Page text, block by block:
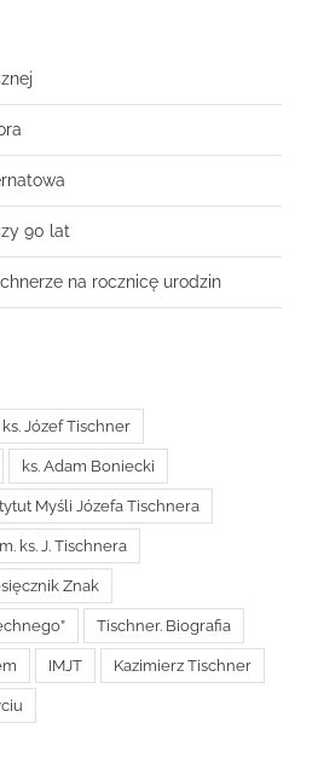
90 lat
na rocznicę urodzin
ks. Józef Tischner
ks. Adam Boniecki
Myśli Józefa Tischnera
ks. J. Tischnera
Znak
Tischner. Biografia
IMJT Kazimierz Tischner